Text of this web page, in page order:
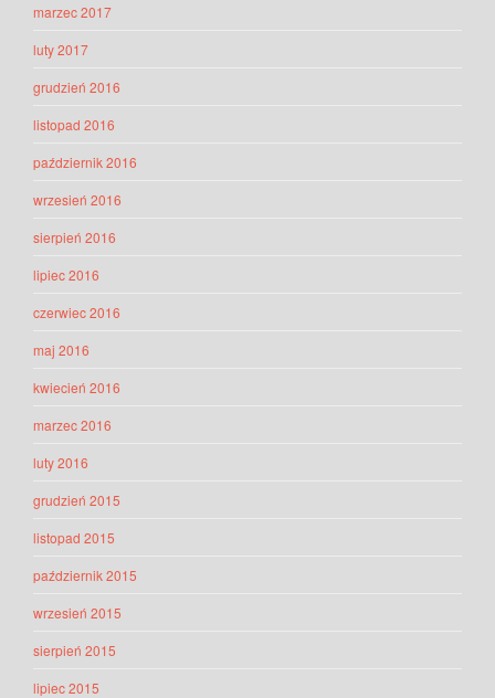
marzec 2017
luty 2017
grudzień 2016
listopad 2016
październik 2016
wrzesień 2016
sierpień 2016
lipiec 2016
czerwiec 2016
maj 2016
kwiecień 2016
marzec 2016
luty 2016
grudzień 2015
listopad 2015
październik 2015
wrzesień 2015
sierpień 2015
lipiec 2015